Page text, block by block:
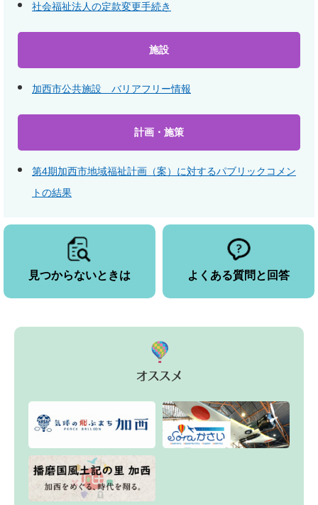
社会福祉法人の定款変更手続き
施設
加西市公共施設 バリアフリー情報
計画・施策
第4期加西市地域福祉計画（案）に対するパブリックコメン
トの結果
見つからないときは よくある質問と回答